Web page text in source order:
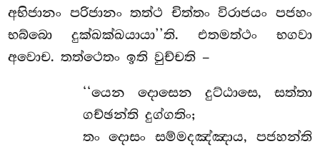
අභිජානං පරිජානං තත්ථ චිත්තං විරාජයං පජහං
භබ්බො දුක්ඛක්ඛයායා’’ති. එතමත්ථං භගවා
අවොච. තත්ථෙතං ඉති වුච්චති –
‘‘යෙන දොසෙන දුට්ඨාසෙ, සත්තා
ගච්ඡන්ති දුග්ගතිං;
තං දොසං සම්මදඤ්ඤාය, පජහන්ති